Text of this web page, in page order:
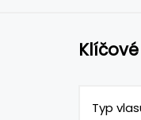
Typ